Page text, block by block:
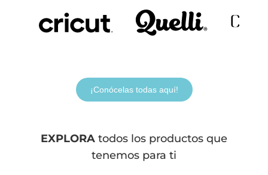
¡Conócelas todas aquí!
EXPLORA todos los productos que
tenemos para ti